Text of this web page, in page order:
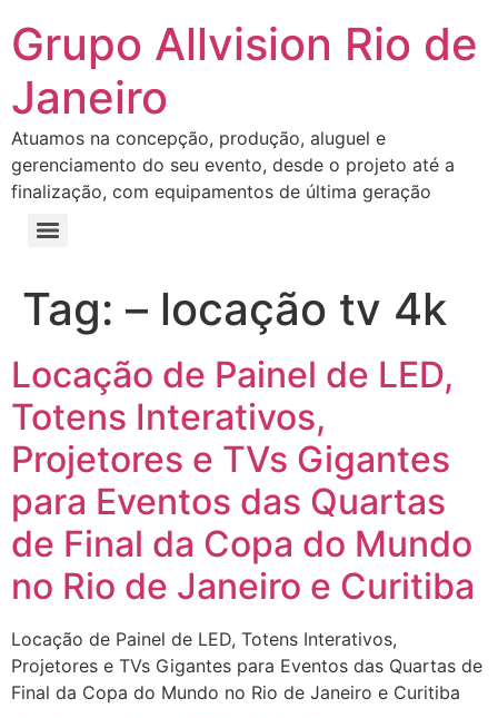
Grupo Allvision Rio de
Janeiro
Atuamos na concepção, produção, aluguel e
gerenciamento do seu evento, desde o projeto até a
finalização, com equipamentos de última geração
Tag: – locação tv 4k
Locação de Painel de LED,
Totens Interativos,
Projetores e TVs Gigantes
para Eventos das Quartas
de Final da Copa do Mundo
no Rio de Janeiro e Curitiba
Locação de Painel de LED, Totens Interativos,
Projetores e TVs Gigantes para Eventos das Quartas de
Final da Copa do Mundo no Rio de Janeiro e Curitiba